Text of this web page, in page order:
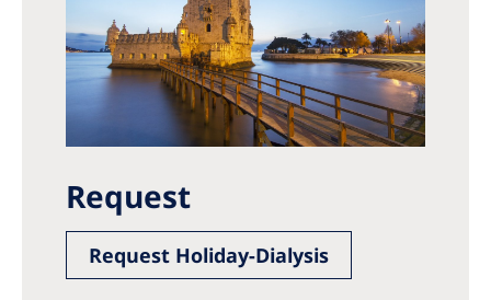
Request
Request Holiday-Dialysis